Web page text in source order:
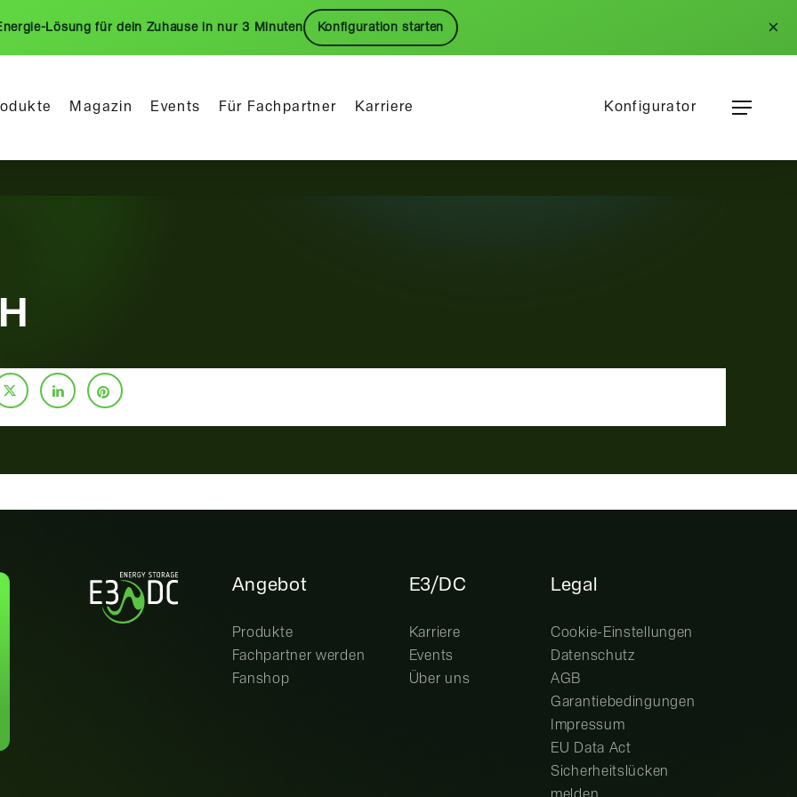
Lösung für dein Zuhause in nur 3 Minuten Konfiguration starten ×
Magazin Events Für Fachpartner Karriere Konfigurator Menu
Angebot
Produkte
Fachpartner werden
Fanshop
E3/DC
Karriere
Events
Über uns
Legal
Cookie-Einstellungen
Datenschutz
AGB
Garantiebedingungen
Impressum
EU Data Act
Sicherheitslücken